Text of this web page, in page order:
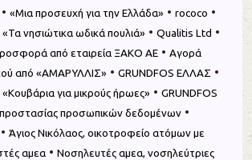
• «Μια προ­σευ­χή για την Ελλά­δα» • rococo •
«Τα νησιώτικα ωδικά πουλιά» • Qualitis Ltd •
από εταιρεία ΞΑΚΟ ΑΕ • Αγορά
από «ΑΜΑΡΥΛΛΙΣ» • GRUNDFOS ΕΛΛΑΣ •
«Κουβάρια για μικρούς ήρωες» • GRUNDFOS
προστασίας προσωπικών δεδομένων •
• Άγιος Νικόλαος, οικοτροφείο ατόμων με
αμεα • Νοσηλευτές αμεα, νοσηλεύτριες